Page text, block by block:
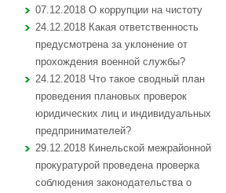
07.12.2018 О коррупции на чистоту
24.12.2018 Какая ответственность
предусмотрена за уклонение от
прохождения военной службы?
24.12.2018 Что такое сводный план
проведения плановых проверок
юридических лиц и индивидуальных
предпринимателей?
29.12.2018 Кинельской межрайонной
прокуратурой проведена проверка
соблюдения законодательства о